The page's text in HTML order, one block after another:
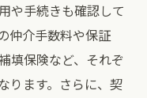
や手続きも確認して
仲介手数料や保証
填保険など、それぞ
ります。さらに、契